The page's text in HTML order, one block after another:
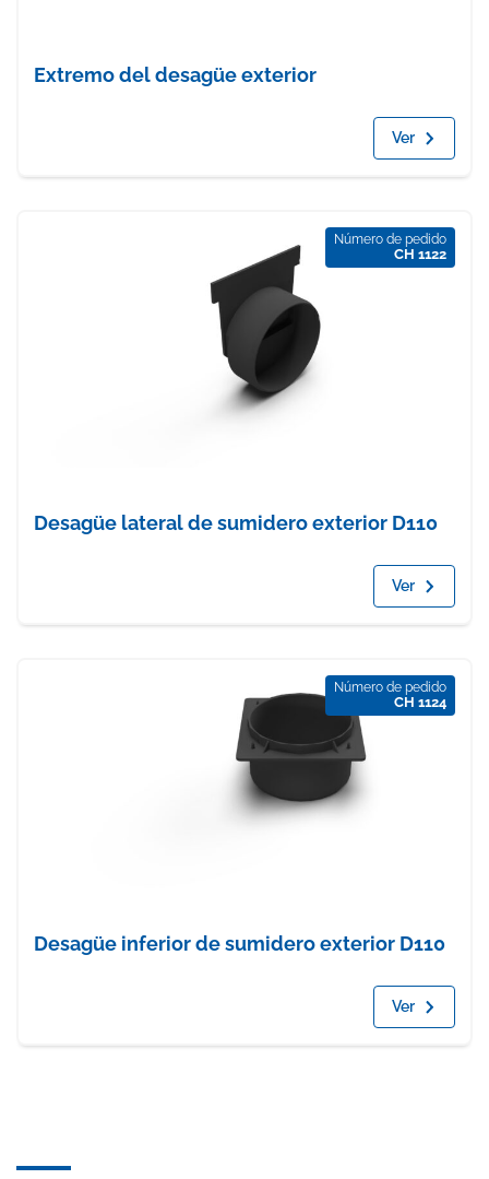
Extremo del desagüe exterior
Ver
Número de pedido
CH 1122
Desagüe lateral de sumidero exterior D110
Ver
Número de pedido
CH 1124
Desagüe inferior de sumidero exterior D110
Ver